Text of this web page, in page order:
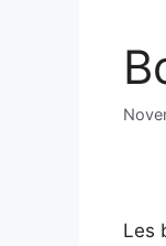
Les